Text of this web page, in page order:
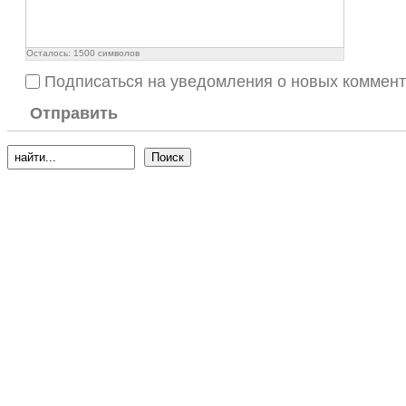
Осталось: 1500 символов
Подписаться на уведомления о новых
Отправить